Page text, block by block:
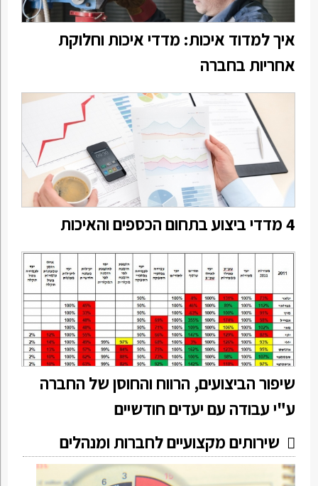
איך למדוד איכות: מדדי איכות וחלוקת
אחריות בחברה
4 מדדי ביצוע בתחום הכספים והאיכות
שיפור הביצועים, הרווח והחוסן של החברה
ע"י עבודה עם יעדים חודשיים
שירותים מקצועיים לחברות ומנהלים